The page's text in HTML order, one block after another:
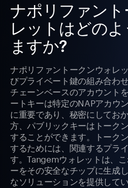
ナポリファント
レットはどの
ますか?
ナポリファントークンウォレ
びプライベート鍵の組み合わ
チェーンベースのアカウント
ートキーは特定のNAPアカウ
に重要であり、秘密にしてお
方、パブリックキーはトーク
することができます。トーク
するためには、関連するプラ
す。Tangemウォレットは、
ーをその安全なチップに生成
なソリューションを提供してい